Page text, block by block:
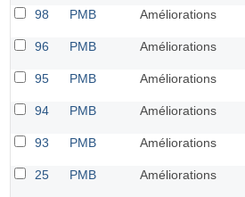
98 PMB Améliorations
96 PMB Améliorations
95 PMB Améliorations
94 PMB Améliorations
93 PMB Améliorations
25 PMB Améliorations